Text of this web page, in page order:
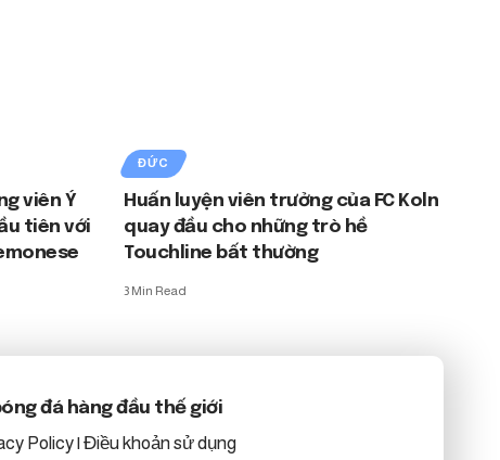
viên Ý
tiên với
ĐỨC
Huấn luyện viên trưởng của FC Koln
quay đầu cho những trò hề
Touchline bất thường
3 Min Read
đá hàng đầu thế giới
Policy|Điều khoản sử dụng